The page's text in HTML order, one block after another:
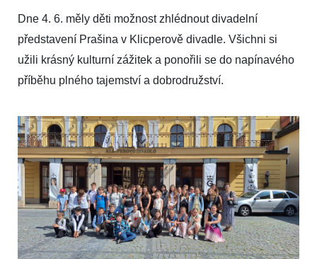
Dne 4. 6. měly děti možnost zhlédnout divadelní
představení Prašina v Klicperově divadle. Všichni si
užili krásný kulturní zážitek a ponořili se do napínavého
příběhu plného tajemství a dobrodružství.